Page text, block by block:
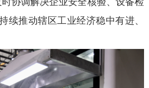
续推动辖区工业经济稳中有进、